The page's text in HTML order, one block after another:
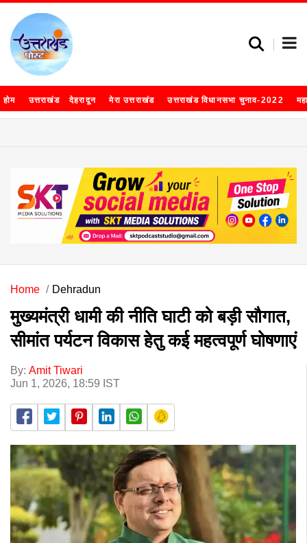
होम उत्तराखंड देहरादून मेरा उत्तराखंड उत्तराखंड विधानसभा चुनाव-2022
Home Dehradun
मुख्यमंत्री धामी की नीति घाटी को बड़ी सौगात,
सीमांत पर्यटन विकास हेतु कई महत्वपूर्ण घोषणाएं
By: Amit Tiwari
Jun 1, 2026, 18:59 IST